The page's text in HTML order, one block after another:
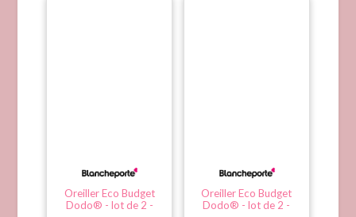
Oreiller Eco Budget
Dodo® - lot de 2 -
Oreiller Eco Budget
Dodo® - lot de 2 -